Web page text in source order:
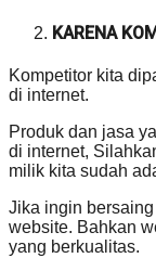
KARENA
Kompetitor kita
di internet.
Produk dan jasa
di internet,
milik kita sudah
Jika ingin
website. Bahkan
yang berkualitas.